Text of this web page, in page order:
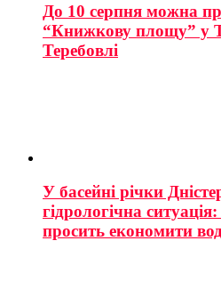
До 10 серпня можна
“Книжкову площу” у
Теребовлі
У басейні річки
гідрологічна
просить економити